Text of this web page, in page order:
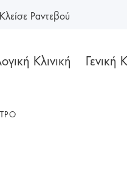
Κλινική Γενική
Κλείσε Ραντεβού